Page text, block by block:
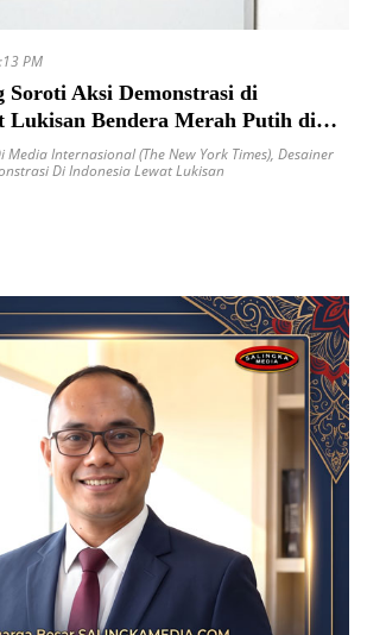
PM
Soroti Aksi Demonstrasi di
Lukisan Bendera Merah Putih di
(The New York Times)
Internasional (The New York Times), Desainer
Di Indonesia Lewat Lukisan